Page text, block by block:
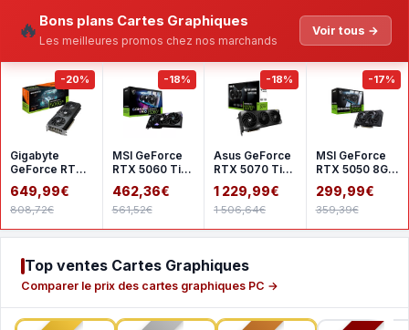
🔥 Bons plans Cartes Graphiques
Les meilleures promos chez nos marchands
Voir tous →
-20%
Gigabyte
GeForce RTX
5060 Ti
GAMING OC
16G
649,99€
808,72€
-18%
MSI GeForce
RTX 5060 Ti
8G GAMING
TRIO OC
462,36€
561,52€
-18%
Asus GeForce
RTX 5070 Ti
TUF GAMING
OC
1 229,99€
1 506,64€
-17%
MSI GeForce
RTX 5050 8G
GAMING OC
299,99€
359,39€
Top ventes Cartes Graphiques
Comparer le prix des cartes graphiques PC →